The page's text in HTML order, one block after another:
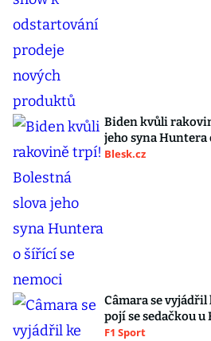
Biden kvůli
jeho syna
Blesk.cz
Câmara se
pojí se sedačkou u
F1 Sport